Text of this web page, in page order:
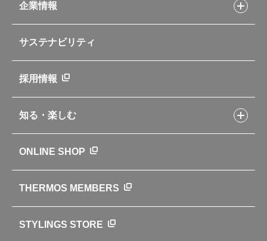
自転車専用ボトル
アパレル小物
新製品一覧
カタログ
イージースモーカーレシピ
レシピ本のご紹介
交換用部品の購入方法
部品の種類や販売状況を調べる
よくあるご質問・お問い合わせ
企業情報
企業理念
会社概要
ニュース
世界のサーモス
サーモスの歴史
サステナビリティ
採用情報
知る・楽しむ
クラブサーモス
WEBマガジン
お弁当にエールを込めて
ONLINE SHOP
THERMOS MEMBERS
STYLINGS STORE